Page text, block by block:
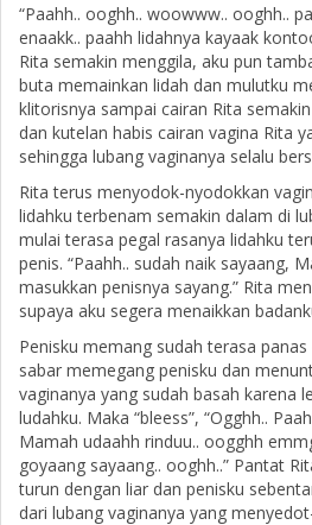
“Paahh.. ooghh.. woowww.. ooghh..
enaakk.. paahh lidahnya kayaak
Rita semakin menggila, aku pun
buta memainkan lidah dan mulutku
klitorisnya sampai cairan Rita
dan kutelan habis cairan vagina Rita
sehingga lubang vaginanya selalu
Rita terus menyodok-nyodokkan
lidahku terbenam semakin dalam di
mulai terasa pegal rasanya lidahku
penis. “Paahh.. sudah naik sayaang,
masukkan penisnya sayang.” Rita
supaya aku segera menaikkan
Penisku memang sudah terasa
sabar memegang penisku dan
vaginanya yang sudah basah karena
ludahku. Maka “bleess”, “Ogghh..
Mamah udaahh rinduu.. oogghh
goyaang sayaang.. ooghh..” Pantat
turun dengan liar dan penisku
dari lubang vaginanya yang